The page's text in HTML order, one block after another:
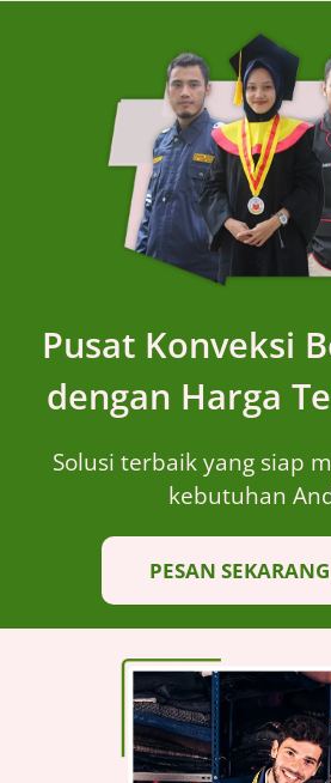
Pusat Konveksi
dengan Harga
Solusi terbaik yang siap
kebutuhan
PESAN